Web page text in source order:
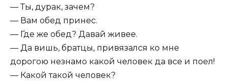
— Ты, дурак, зачем?
— Вам обед принес.
— Где же обед? Давай живее.
— Да вишь, братцы, привязался ко мне
дорогою незнамо какой человек да все и поел!
— Какой такой человек?